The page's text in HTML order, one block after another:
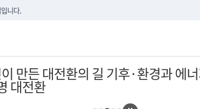
니다.